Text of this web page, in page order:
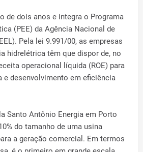
de dois anos e integra o Programa
(PEE) da Agência Nacional de
Pela lei 9.991/00, as empresas
hidrelétrica têm que dispor de, no
operacional líquida (ROE) para
e desenvolvimento em eficiência
Santo Antônio Energia em Porto
do tamanho de uma usina
a geração comercial. Em termos